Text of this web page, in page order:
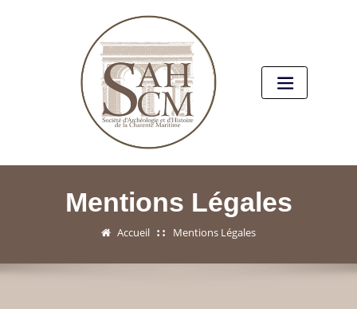
Mentions Légales
Accueil Mentions Légales